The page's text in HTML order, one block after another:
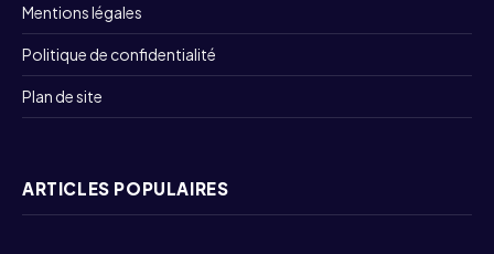
Mentions légales
Politique de confidentialité
Plan de site
ARTICLES POPULAIRES